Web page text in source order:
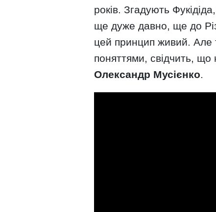
років. Згадують
ще дуже давно, ще до
цей принцип живий. Але
поняттями, свідчить, що
Олександр Мусієнко.